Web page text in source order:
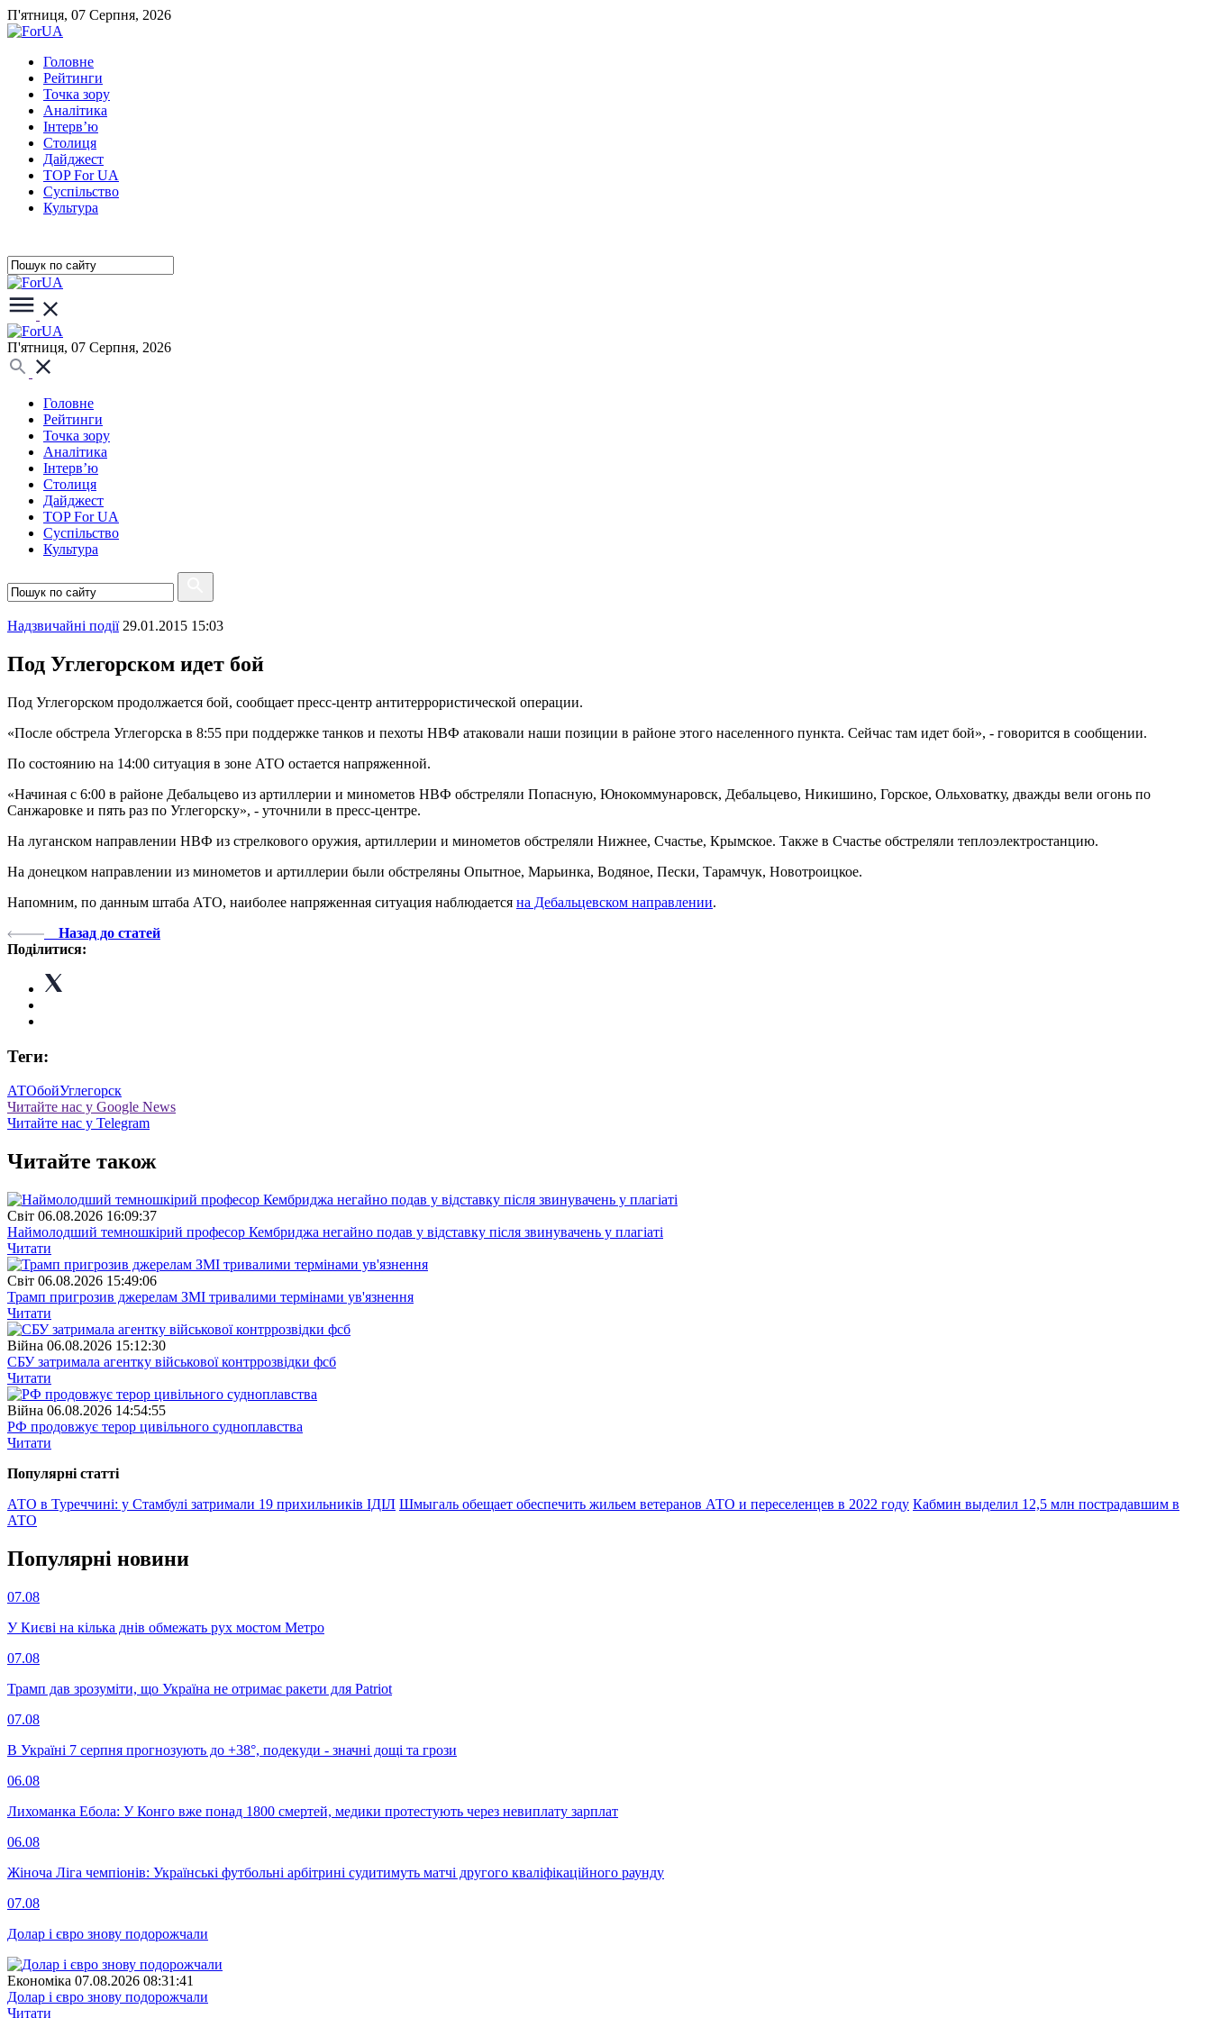
П'ятниця, 07 Серпня, 2026
Головне
Рейтинги
Точка зору
Аналітика
Інтерв’ю
Столиця
Дайджест
TOP For UA
Суспiльство
Культура
П'ятниця, 07 Серпня, 2026
Головне
Рейтинги
Точка зору
Аналітика
Інтерв’ю
Столиця
Дайджест
TOP For UA
Суспiльство
Культура
Надзвичайні події 29.01.2015 15:03
Под Углегорском идет бой
Под Углегорском продолжается бой, сообщает пресс-центр антитеррористической операции.
«После обстрела Углегорска в 8:55 при поддержке танков и пехоты НВФ атаковали наши позиции в районе этого населенного пункта. Сейчас там идет бой», - говорится в сообщении.
По состоянию на 14:00 ситуация в зоне АТО остается напряженной.
«Начиная с 6:00 в районе Дебальцево из артиллерии и минометов НВФ обстреляли Попасную, Юнокоммунаровск, Дебальцево, Никишино, Горское, Ольховатку, дважды вели огонь по
Санжаровке и пять раз по Углегорску», - уточнили в пресс-центре.
На луганском направлении НВФ из стрелкового оружия, артиллерии и минометов обстреляли Нижнее, Счастье, Крымское. Также в Счастье обстреляли теплоэлектростанцию.
На донецком направлении из минометов и артиллерии были обстреляны Опытное, Марьинка, Водяное, Пески, Тарамчук, Новотроицкое.
Напомним, по данным штаба АТО, наиболее напряженная ситуация наблюдается на Дебальцевском направлении.
Назад до статей
Поділитися:
Теги:
АТОбойУглегорск
Читайте нас у Google News
Читайте нас у Telegram
Читайте також
Свiт 06.08.2026 16:09:37
Наймолодший темношкірий професор Кембриджа негайно подав у відставку після звинувачень у плагіаті
Читати
Свiт 06.08.2026 15:49:06
Трамп пригрозив джерелам ЗМІ тривалими термінами ув'язнення
Читати
Війна 06.08.2026 15:12:30
СБУ затримала агентку військової контррозвідки фсб
Читати
Війна 06.08.2026 14:54:55
РФ продовжує терор цивільного судноплавства
Читати
Популярнi статтi
АТО в Туреччині: у Стамбулі затримали 19 прихильників ІДІЛ Шмыгаль обещает обеспечить жильем ветеранов АТО и переселенцев в 2022 году Кабмин выделил 12,5 млн пострадавшим в
АТО
Популярнi новини
07.08
У Києві на кілька днів обмежать рух мостом Метро
07.08
Трамп дав зрозуміти, що Україна не отримає ракети для Patriot
07.08
В Україні 7 серпня прогнозують до +38°, подекуди - значні дощі та грози
06.08
Лихоманка Ебола: У Конго вже понад 1800 смертей, медики протестують через невиплату зарплат
06.08
Жіноча Ліга чемпіонів: Українські футбольні арбітрині судитимуть матчі другого кваліфікаційного раунду
07.08
Долар і євро знову подорожчали
Економіка 07.08.2026 08:31:41
Долар і євро знову подорожчали
Читати